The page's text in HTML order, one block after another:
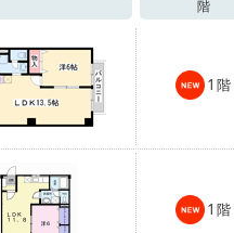
階
1 階
1 階